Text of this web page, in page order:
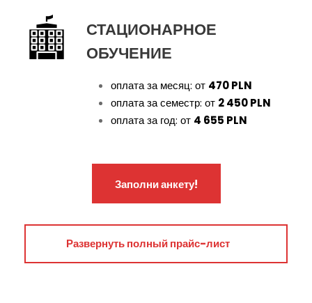
СТАЦИОНАРНОЕ
ОБУЧЕНИЕ
оплата за месяц: от 470 PLN
оплата за семестр: от 2 450 PLN
оплата за год: от 4 655 PLN
Заполни анкету!
Развернуть полный прайс-лист